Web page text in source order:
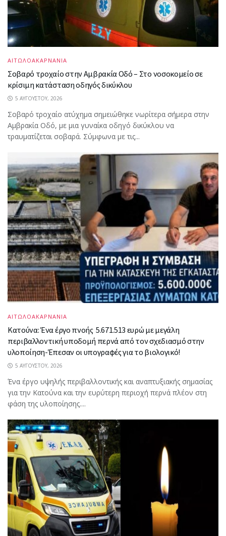
ΑΙΤΩΛΟΑΚΑΡΝΑΝΙΑ
Σοβαρό τροχαίο στην Αμβρακία Οδό – Στο νοσοκομείο σε
κρίσιμη κατάσταση οδηγός δικύκλου
5 ΑΥΓΟΎΣΤΟΥ, 2026
Σοβαρό τροχαίο ατύχημα σημειώθηκε νωρίτερα σήμερα στην
Αμβρακία Οδό, με μια γυναίκα οδηγό δικύκλου να
τραυματίζεται σοβαρά. Σύμφωνα με τις...
ΑΙΤΩΛΟΑΚΑΡΝΑΝΙΑ
Κατούνα: Ένα έργο πνοής 5.671.513 ευρώ με μεγάλη
περιβαλλοντική υποδομή περνά από τον σχεδιασμό στην
υλοποίηση-Έπεσαν οι υπογραφές για το βιολογικό!
5 ΑΥΓΟΎΣΤΟΥ, 2026
Ένα έργο υψηλής περιβαλλοντικής και αναπτυξιακής σημασίας
για την Κατούνα και την ευρύτερη περιοχή περνά πλέον στη
φάση της υλοποίησης....